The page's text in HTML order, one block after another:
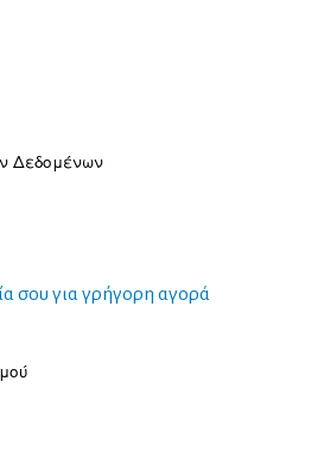
Δεδομένων
σου για γρήγορη αγορά